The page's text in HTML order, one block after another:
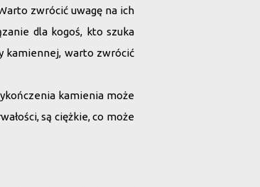
zwrócić uwagę na ich
dla kogoś, kto szuka
kamiennej, warto zwrócić
kamienia może
są ciężkie, co może